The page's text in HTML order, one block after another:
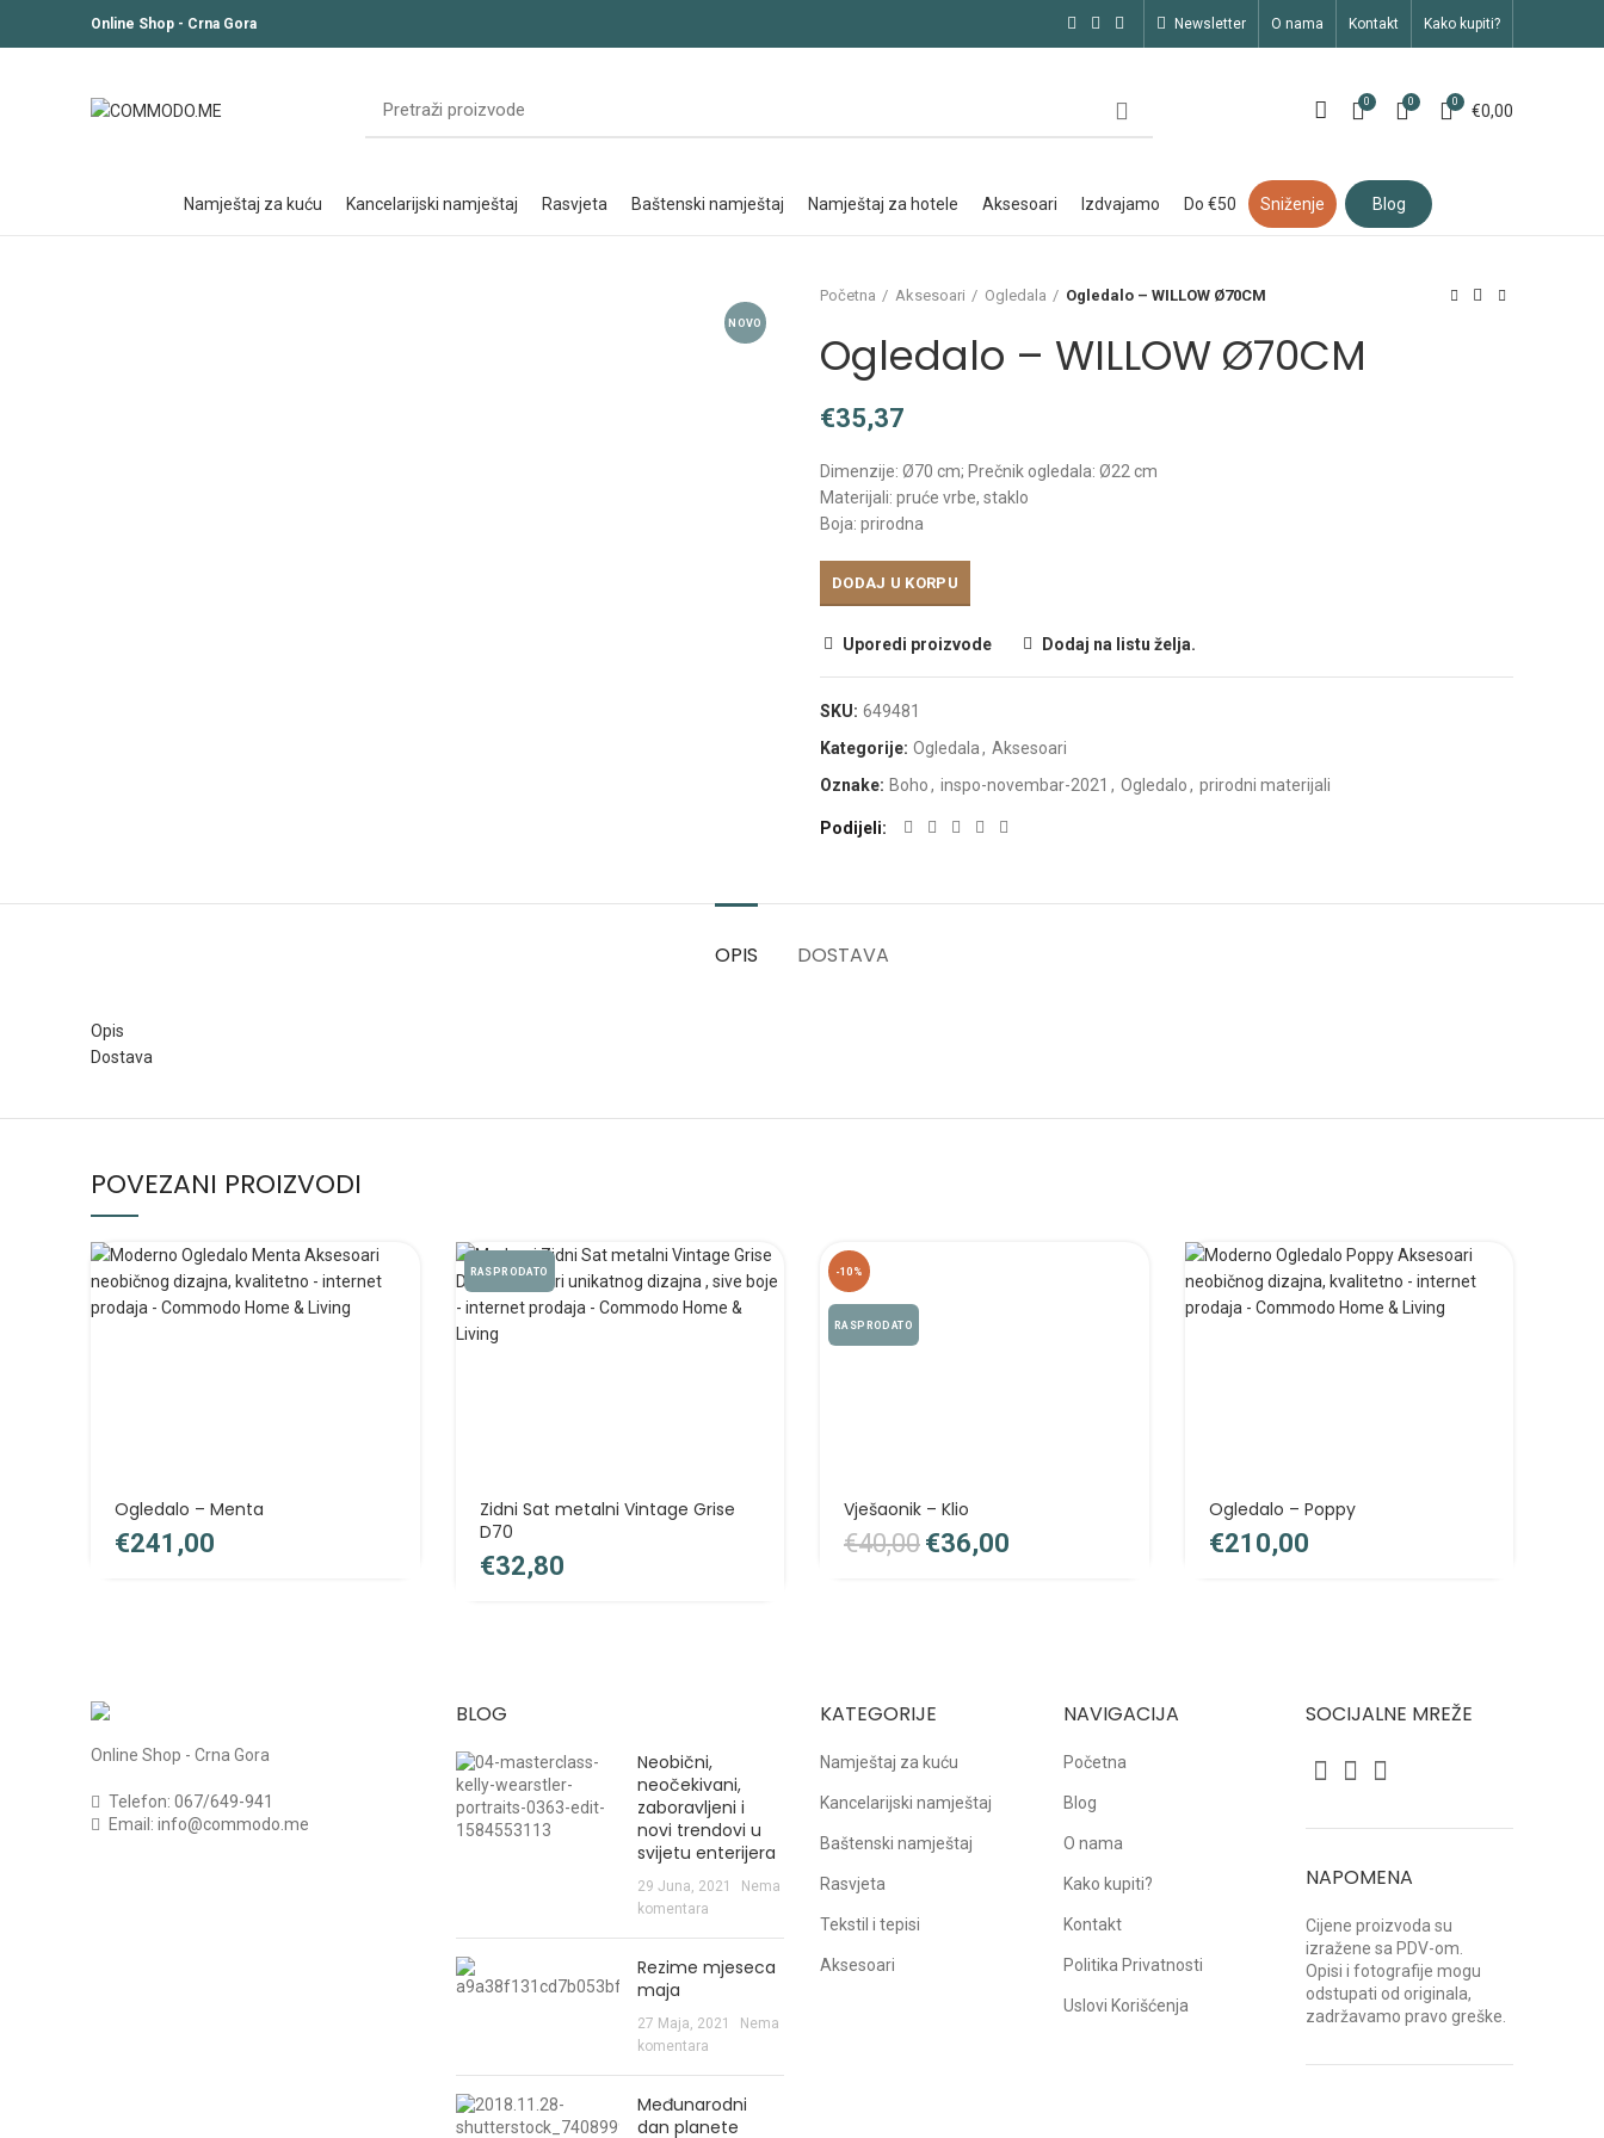
Online Shop - Crna Gora newsletter o nama kontakt kako kupiti?
0 0 0 €0,00
namještaj za kuću kancelarijski namještaj rasvjeta baštenski namještaj namještaj za hotele aksesoari izdvajamo do €50 sniženje blog
NOVO
Početna Aksesoari Ogledala Ogledalo – WILLOW Ø70CM
Ogledalo – WILLOW Ø70CM
€
Dimenzije: Ø70 cm; Prečnik ogledala: Ø22 cm
Materijali: pruće vrbe, staklo
Boja: prirodna
DODAJ U KORPU
Uporedi proizvode Dodaj na listu želja.
SKU: 649481
Kategorije: Ogledala, Aksesoari
Oznake: Boho, inspo-novembar-2021 , Ogledalo, prirodni materijali
Podijeli
OPIS DOSTAVA
Opis
Dostava
POVEZANI PROIZVODI
Ogledalo – Menta
€
RASPRODATO
Zidni Sat metalni Vintage Grise
D70
€
-10%
RASPRODATO
Vješaonik – Klio
€40,00 €36,00
Ogledalo – Poppy
€
Online Shop - Crna Gora
Telefon: 067/649-941
Email: info@commodo.me
BLOG
Neobični,
neočekivani,
zaboravljeni i
novi trendovi u
svijetu enterijera
29 Juna, 2021
Nema
komentara
Rezime mjeseca
maja
27 Maja, 2021
Nema
komentara
Međunarodni
dan planete
KATEGORIJE
Namještaj za kuću
Kancelarijski namještaj
Baštenski namještaj
Rasvjeta
Tekstil i tepisi
Aksesoari
NAVIGACIJA
Početna
Blog
O nama
Kako kupiti?
Kontakt
Politika Privatnosti
Uslovi Korišćenja
SOCIJALNE MREŽE
NAPOMENA
Cijene proizvoda su
izražene sa PDV-om.
Opisi i fotografije mogu
odstupati od originala,
zadržavamo pravo greške.